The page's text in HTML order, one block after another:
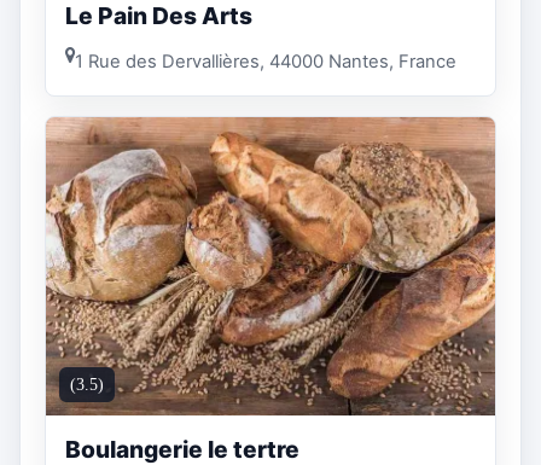
Le Pain Des Arts
1 Rue des Dervallières, 44000 Nantes, France
(3.5)
Boulangerie le tertre